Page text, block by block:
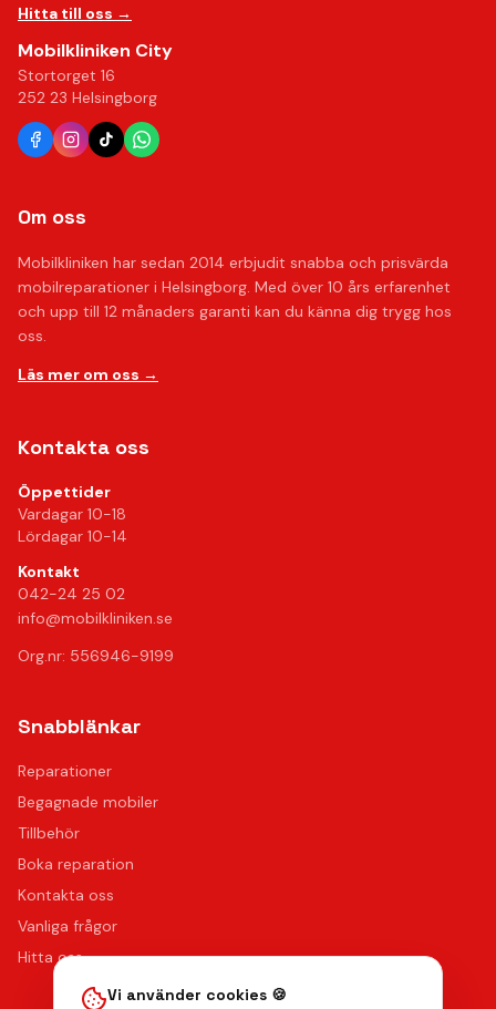
Hitta till oss →
Mobilkliniken City
Stortorget 16
252 23 Helsingborg
Om oss
Mobilkliniken har sedan 2014 erbjudit snabba och prisvärda
mobilreparationer i Helsingborg. Med över 10 års erfarenhet
och upp till 12 månaders garanti kan du känna dig trygg hos
oss.
Läs mer om oss →
Kontakta oss
Öppettider
Vardagar 10-18
Lördagar 10-14
Kontakt
042-24 25 02
info@mobilkliniken.se
Org.nr: 556946-9199
Snabblänkar
Reparationer
Begagnade mobiler
Tillbehör
Boka reparation
Kontakta oss
Vanliga frågor
Hitta oss
Vi använder cookies 🍪